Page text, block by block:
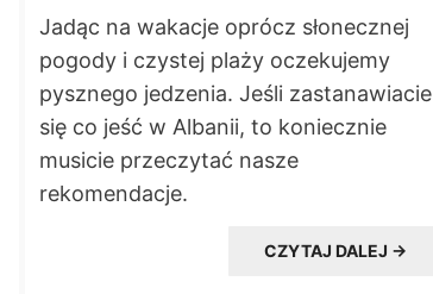
Jadąc na wakacje oprócz słonecznej
pogody i czystej plaży oczekujemy
pysznego jedzenia. Jeśli zastanawiacie
się co jeść w Albanii, to koniecznie
musicie przeczytać nasze
rekomendacje.
CZYTAJ DALEJ →